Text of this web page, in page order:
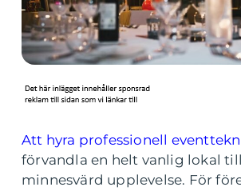
Att hyra professionell
förvandla en helt vanlig lokal
minnesvärd upplevelse. För